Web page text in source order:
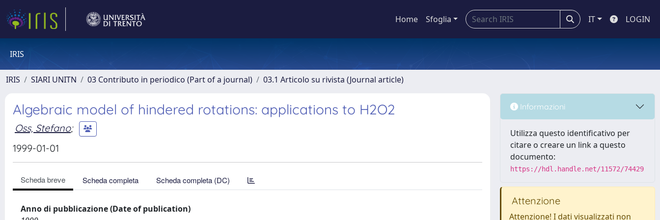
Home Sfoglia IT LOGIN
IRIS
IRIS SIARI UNITN 03 Contributo in periodico (Part of a journal) 03.1 Articolo su rivista (Journal article)
Algebraic model of hindered rotations: applications to H2O2
Oss, Stefano;
1999-01-01
Scheda breve Scheda completa Scheda completa (DC)
Anno di pubblicazione (Date of publication)
Informazioni
Utilizza questo identificativo per
citare o creare un link a questo
documento:
https://hdl.handle.net/11572/74429
Attenzione
Attenzione! I dati visualizzati non